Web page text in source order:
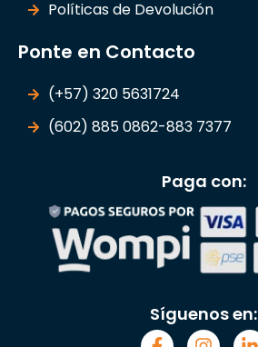
Políticas de Devolución
Ponte en Contacto
(+57) 320 5631724
(602) 885 0862-883 7377
Paga con:
Síguenos en: